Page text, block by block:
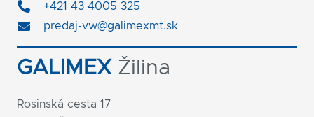
+421 43 4005 325
predaj-vw@galimexmt.sk
GALIMEX Žilina
Rosinská cesta 17